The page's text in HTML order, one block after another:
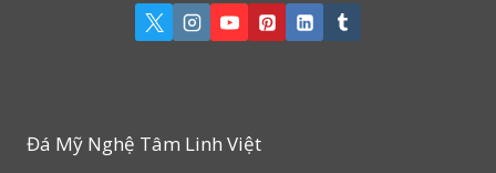
Đá Mỹ Nghệ Tâm Linh Việt